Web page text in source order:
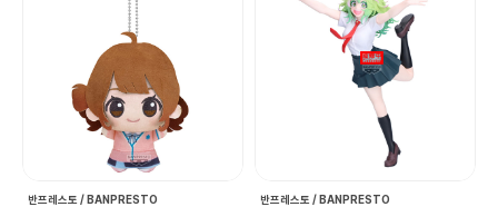
반프레스토 / BANPRESTO 반프레스토 / BANPRESTO